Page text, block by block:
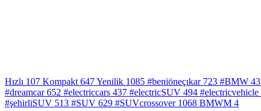
Hızlı 107 Kompakt 647Yenilik 1085 #beniöneçıkar 723 #BMW 43
#dreamcar 652 #electriccars 437 #electricSUV 494 #electricvehicle
#şehirliSUV 513 #SUV 629 #SUVcrossover 1068 BMWM 4